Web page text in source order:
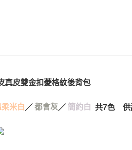
即時審查核予不同之上限額度；若仍有額度不足
結果請求用戶進行身份認證。
形，恩沛科技股份有限公司將有權停止該用戶之
國家/地區配送(限中國大陸地區)
真皮雙金扣菱格紋後背包
米白 ／ 都會灰／ 簡約白 共7色 供